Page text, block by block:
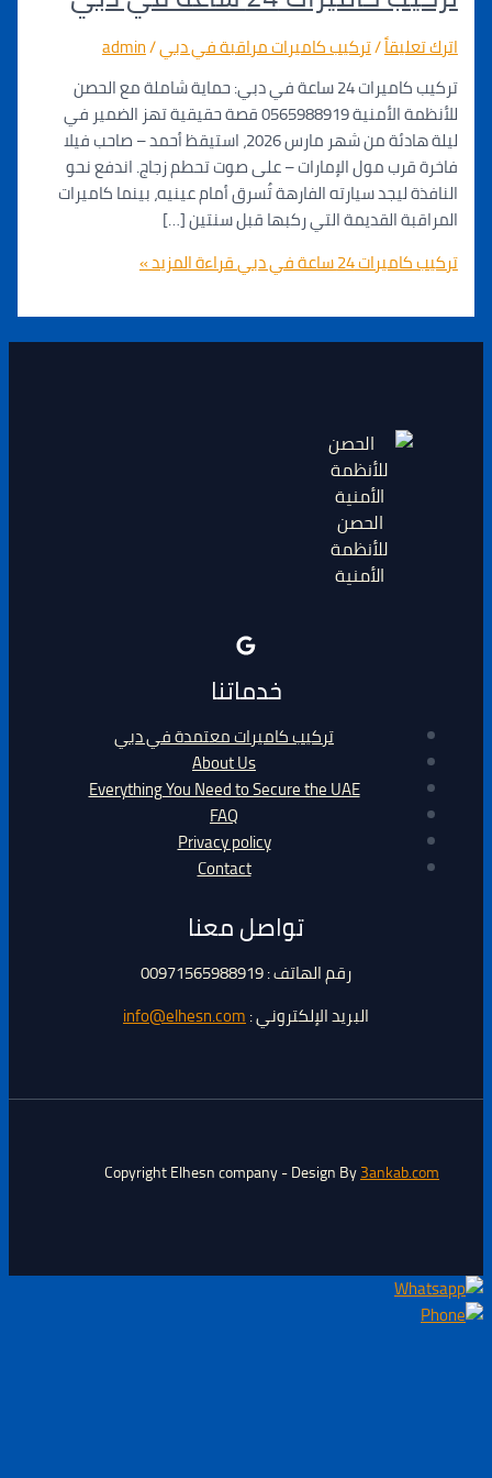
/تركيب كاميرات مراقبة في دبي/
admin
تركيب كاميرات 24 ساعة في دبي: حماية شاملة مع الحصن
للأنظمة الأمنية 0565988919 قصة حقيقية تهز الضمير في
ليلة هادئة من شهر مارس 2026، استيقظ أحمد – صاحب فيلا
مول الإمارات – على صوت تحطم زجاج. اندفع نحو
ليجد سيارته الفارهة تُسرق أمام عينيه، بينما كاميرات
القديمة التي ركبها قبل سنتين […]
24 ساعة في دبي
قراءة المزيد »
تركيب كاميرات معتمدة في دبي
Everything You Need to Secure the UAE
Privacy policy
تواصل معنا
رقم الهاتف : 00971565988919
البريد الإلكتروني :info@elhesn.com
Copyright Elhesn company - Design By